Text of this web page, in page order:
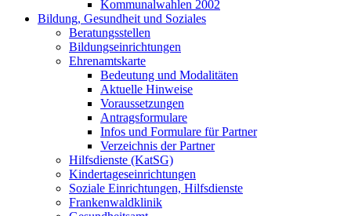
Kommunalwahlen 2002
Bildung, Gesundheit und Soziales
Beratungsstellen
Bildungseinrichtungen
Ehrenamtskarte
Bedeutung und Modalitäten
Aktuelle Hinweise
Voraussetzungen
Antragsformulare
Infos und Formulare für Partner
Verzeichnis der Partner
Hilfsdienste (KatSG)
Kindertageseinrichtungen
Soziale Einrichtungen, Hilfsdienste
Frankenwaldklinik